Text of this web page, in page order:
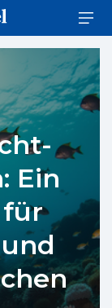
Ein
für